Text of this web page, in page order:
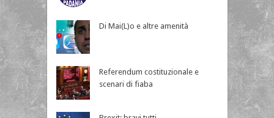
Di Mai(L)o e altre amenità
Referendum costituzionale e
scenari di fiaba